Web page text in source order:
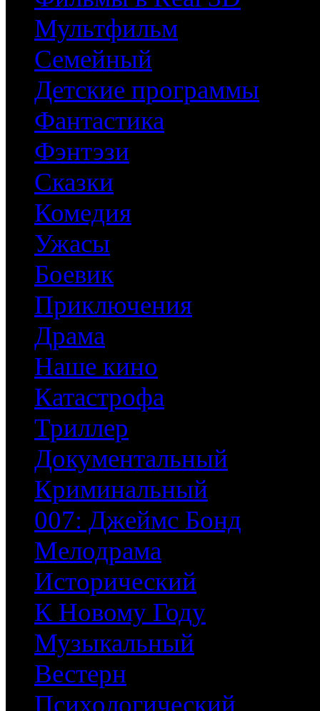
Мультфильм
Семейный
Детские программы
Фантастика
Фэнтэзи
Сказки
Комедия
Ужасы
Боевик
Приключения
Драма
Наше кино
Катастрофа
Триллер
Документальный
Криминальный
007: Джеймс Бонд
Мелодрама
Исторический
К Новому Году
Музыкальный
Вестерн
Психологический